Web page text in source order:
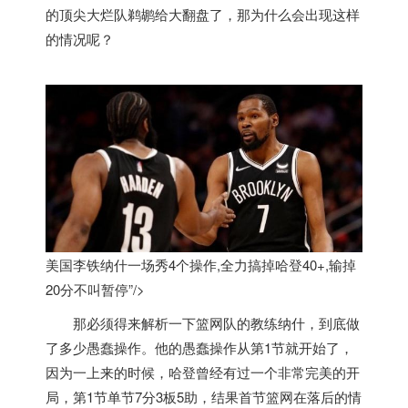
的顶尖大烂队鹈鹕给大翻盘了，那为什么会出现这样
的情况呢？
美国李铁纳什一场秀4个操作,全力搞掉哈登40+,输掉
20分不叫暂停”/>
那必须得来解析一下篮网队的教练纳什，到底做
了多少愚蠢操作。他的愚蠢操作从第1节就开始了，
因为一上来的时候，哈登曾经有过一个非常完美的开
局，第1节单节7分3板5助，结果首节篮网在落后的情